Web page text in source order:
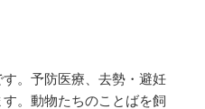
。予防医療、去勢・避妊
。動物たちのことばを飼